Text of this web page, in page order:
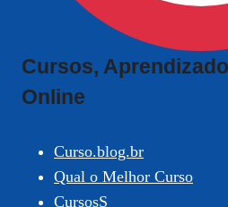
Cursos,
Online
Curso.blog.br
Qual o Melhor Curso
CursosS